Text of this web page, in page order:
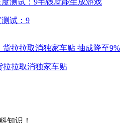
测试：9
拉拉取消独家车贴
知识！